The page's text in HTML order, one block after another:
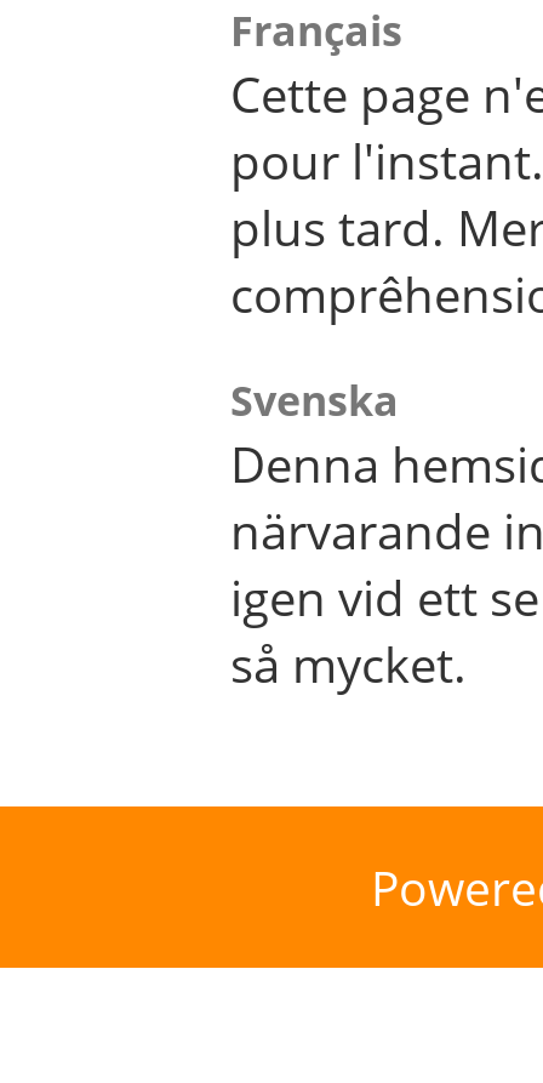
Français
Cette page
pour
plus tard.
Svenska
Denna
närvarande
igen vid ett
så mycket.